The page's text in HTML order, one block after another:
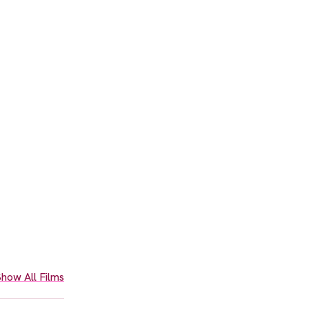
All Films